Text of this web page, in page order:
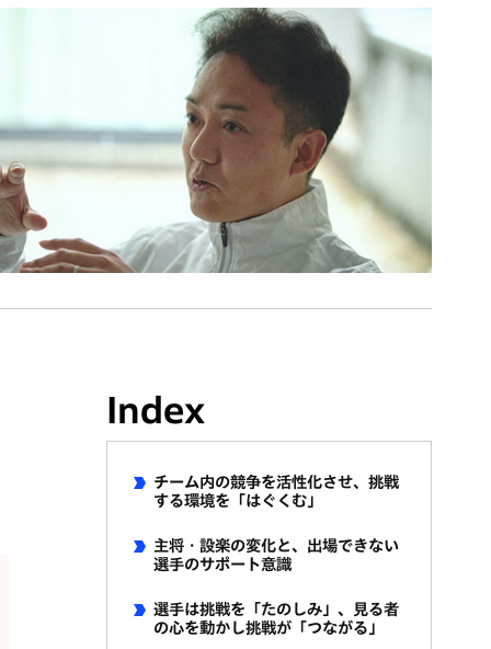
Index
チーム内の競争を活性化させ、挑戦
する環境を「はぐくむ」
主将・設楽の変化と、出場できない
選手のサポート意識
選手は挑戦を「たのしみ」、見る者
の心を動かし挑戦が「つながる」